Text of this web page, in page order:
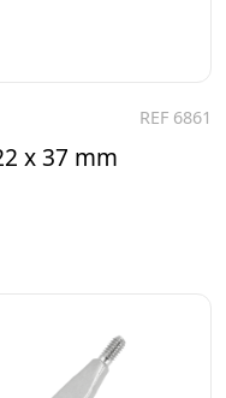
REF 6861
x 37 mm